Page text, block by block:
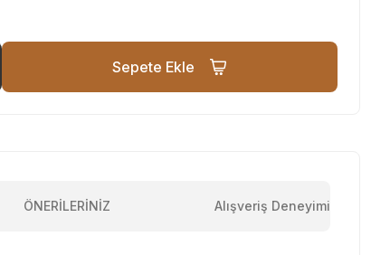
Sepete Ekle
ÖNERİLERİNİZ Alışveriş Deneyimi